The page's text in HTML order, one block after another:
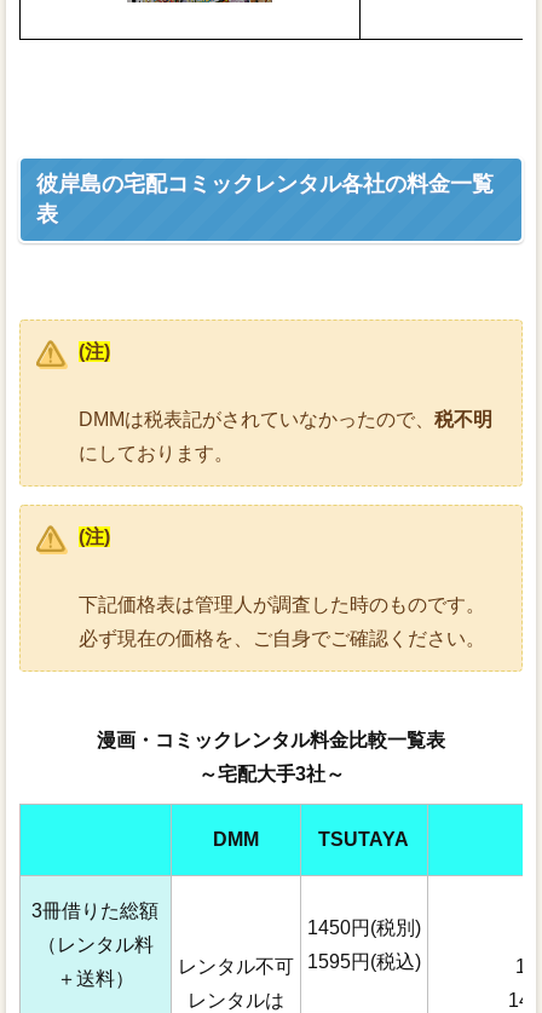
彼岸島の宅配コミックレンタル各社の料金一覧
表
(注)
DMMは税表記がされていなかったので、 税不明
にしております。
(注)
下記価格表は管理人が調査した時のものです。
必ず現在の価格を、ご自身でご確認ください。
漫画・コミックレンタル料金比較一覧表
～宅配大手3社～
DMM TSUTAYA
3冊借りた総額
（レンタル料
＋送料）
レンタル不可
レンタルは
1450円(税別)
1595円(税込)
1